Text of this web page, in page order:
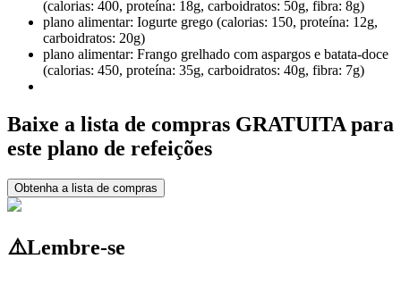
(calorias: 400, proteína: 18g, carboidratos: 50g, fibra: 8g)
plano alimentar: Iogurte grego (calorias: 150, proteína: 12g,
carboidratos: 20g)
plano alimentar: Frango grelhado com aspargos e batata-doce
(calorias: 450, proteína: 35g, carboidratos: 40g, fibra: 7g)
Baixe a lista de compras GRATUITA para
este plano de refeições
Obtenha a lista de compras
⚠️Lembre-se